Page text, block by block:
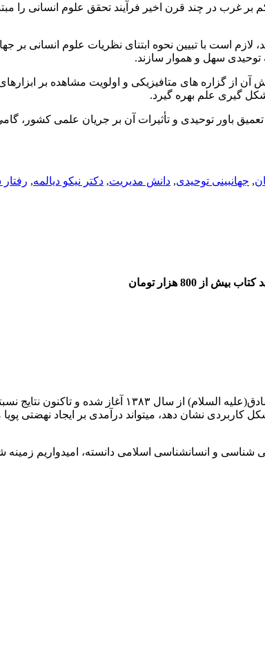
غرب در چند قرن اخیر فرآیند تحقق علوم انسانی را
است با تبیین نحوه ابتنای نظریات علوم انسانی بر
توحیدی سهل و هموار سازند.
از گزاره‏ های متافیزیکی و اولویت مشاهده بر
گیری علم بهره گیرد.
باور توحیدی و تأثیرات آن بر جریان علمی کشور،
, جهانبینی توحیدی, دانش مدیریت, دكتر نيكو ديالمه,
از 800 هزار تومان
این حرکت از پایان‏نامه‏ های دانش ‏آموختگان کارشناسی ارشد رشته مدیریت آموزشی
نشان دهد، می­تواند درآمدی بر ایجاد نهضتی پویا
و انسان‏شناسی اسلامی دانسته، امیدواریم